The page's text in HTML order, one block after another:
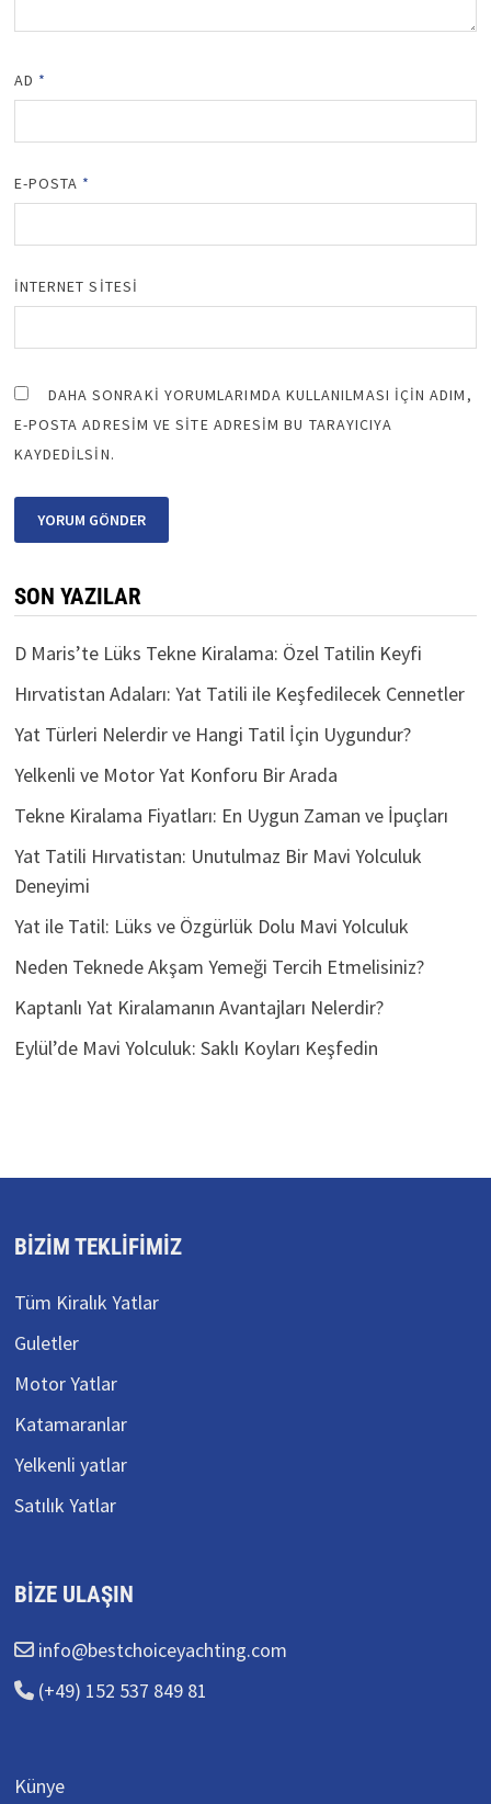
AD *
E-POSTA *
İNTERNET SITESI
DAHA SONRAKI YORUMLARIMDA KULLANILMASI IÇIN ADIM,
E-POSTA ADRESIM VE SITE ADRESIM BU TARAYICIYA
KAYDEDILSIN.
SON YAZILAR
D Maris’te Lüks Tekne Kiralama: Özel Tatilin Keyfi
Hırvatistan Adaları: Yat Tatili ile Keşfedilecek Cennetler
Yat Türleri Nelerdir ve Hangi Tatil İçin Uygundur?
Yelkenli ve Motor Yat Konforu Bir Arada
Tekne Kiralama Fiyatları: En Uygun Zaman ve İpuçları
Yat Tatili Hırvatistan: Unutulmaz Bir Mavi Yolculuk
Deneyimi
Yat ile Tatil: Lüks ve Özgürlük Dolu Mavi Yolculuk
Neden Teknede Akşam Yemeği Tercih Etmelisiniz?
Kaptanlı Yat Kiralamanın Avantajları Nelerdir?
Eylül’de Mavi Yolculuk: Saklı Koyları Keşfedin
BIZIM TEKLIFIMIZ
Tüm Kiralık Yatlar
Guletler
Motor Yatlar
Katamaranlar
Yelkenli yatlar
Satılık Yatlar
BIZE ULAŞIN
info@bestchoiceyachting.com
(+49) 152 537 849 81
Künye